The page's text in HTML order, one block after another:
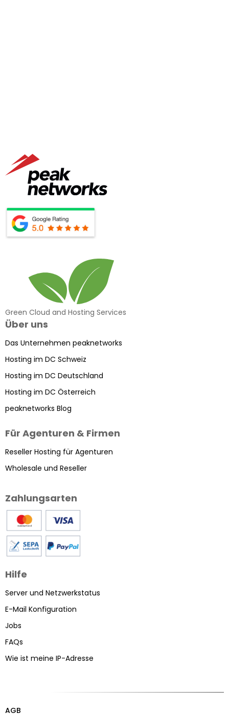
Green Cloud and Hosting Services
Über uns
Das Unternehmen peaknetworks
Hosting im DC Schweiz
Hosting im DC Deutschland
Hosting im DC Österreich
peaknetworks Blog
Für Agenturen & Firmen
Reseller Hosting für Agenturen
Wholesale und Reseller
Zahlungsarten
Hilfe
Server und Netzwerkstatus
E-Mail Konfiguration
Jobs
FAQs
Wie ist meine IP-Adresse
AGB